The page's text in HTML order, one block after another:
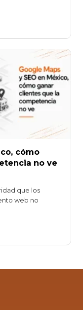
cómo
no ve
que los
web no